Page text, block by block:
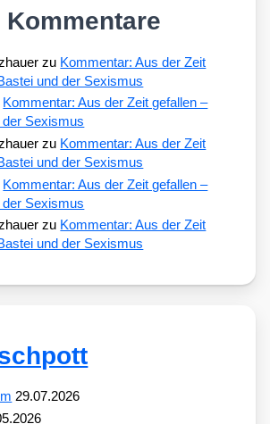
Kommentare
zu Kommentar: Aus der Zeit
und der Sexismus
Kommentar: Aus der Zeit gefallen –
der Sexismus
zu Kommentar: Aus der Zeit
und der Sexismus
Kommentar: Aus der Zeit gefallen –
der Sexismus
zu Kommentar: Aus der Zeit
und der Sexismus
29.07.2026